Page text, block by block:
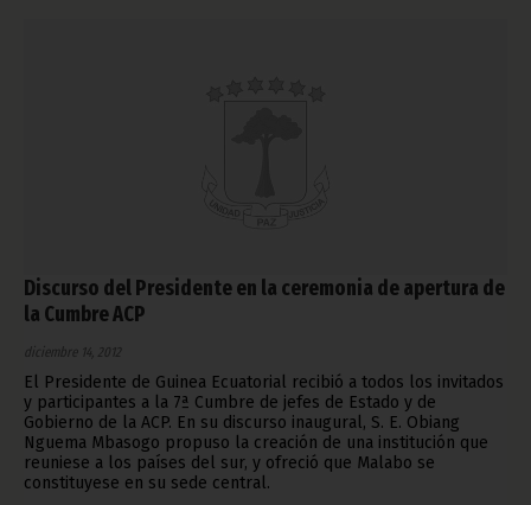
Discurso del Presidente en la ceremonia de apertura de
la Cumbre ACP
diciembre 14, 2012
El Presidente de Guinea Ecuatorial recibió a todos los invitados
y participantes a la 7ª Cumbre de jefes de Estado y de
Gobierno de la ACP. En su discurso inaugural, S. E. Obiang
Nguema Mbasogo propuso la creación de una institución que
reuniese a los países del sur, y ofreció que Malabo se
constituyese en su sede central.